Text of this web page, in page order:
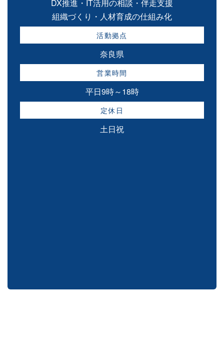
DX推進・IT活用の相談・伴走支援
組織づくり・人材育成の仕組み化
活動拠点
奈良県
営業時間
平日9時～18時
定休日
土日祝